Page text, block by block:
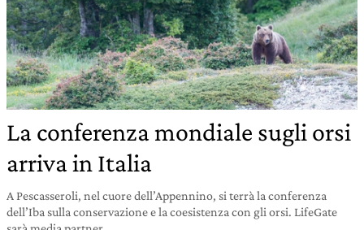
La conferenza mondiale sugli orsi
arriva in Italia
A Pescasseroli, nel cuore dell’Appennino, si terrà la conferenza
dell’Iba sulla conservazione e la coesistenza con gli orsi. LifeGate